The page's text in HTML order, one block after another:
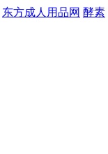
东方成人用品网 酵素